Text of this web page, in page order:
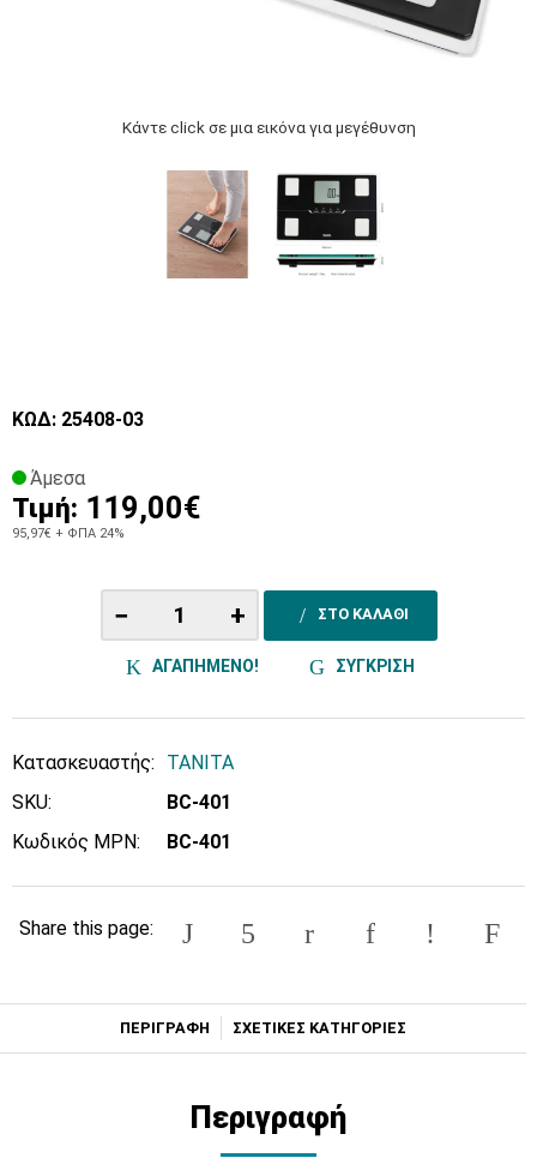
Κάντε click σε μια εικόνα για μεγέθυνση
ΚΩΔ: 25408-03
Άμεσα
Τιμή: 119,00€
95,97€ + ΦΠΑ 24%
− + ΣΤΟ ΚΑΛΑΘΙ
ΑΓΑΠΗΜΕΝΟ! ΣΥΓΚΡΙΣΗ
Κατασκευαστής:
TANITA
SKU:
BC-401
Κωδικός MPN:
BC-401
Share this page:
ΠΕΡΙΓΡΑΦΗ ΣΧΕΤΙΚΕΣ ΚΑΤΗΓΟΡΙΕΣ
Περιγραφή